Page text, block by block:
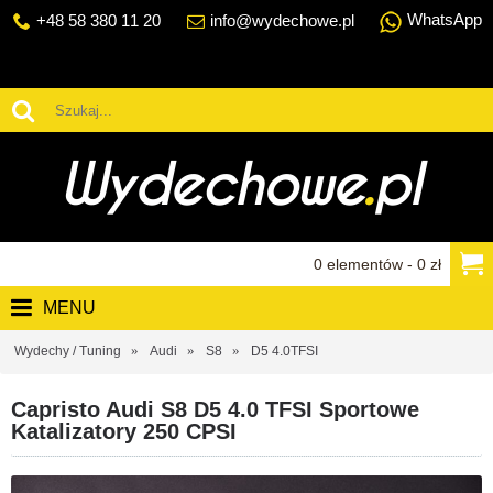
+48 58 380 11 20 info@wydechowe.pl WhatsApp
0 elementów - 0 zł
MENU
Wydechy / Tuning Audi S8 D5 4.0TFSI
Capristo Audi S8 D5 4.0 TFSI Sportowe
Katalizatory 250 CPSI